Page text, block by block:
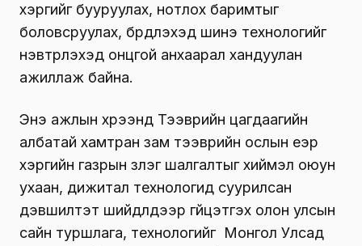
хэргийг бууруулах, нотлох баримтыг
боловсруулах, бүрдүүлэхэд шинэ технологийг
нэвтрүүлэхэд онцгой анхаарал хандуулан
ажиллаж байна.
Энэ ажлын хүрээнд Тээврийн цагдаагийн
албатай хамтран зам тээврийн ослын үеэр
хэргийн газрын үзлэг шалгалтыг хиймэл оюун
ухаан, дижитал технологид суурилсан
дэвшилтэт шийдлүүдээр гүйцэтгэх олон улсын
сайн туршлага, технологийг Монгол Улсад